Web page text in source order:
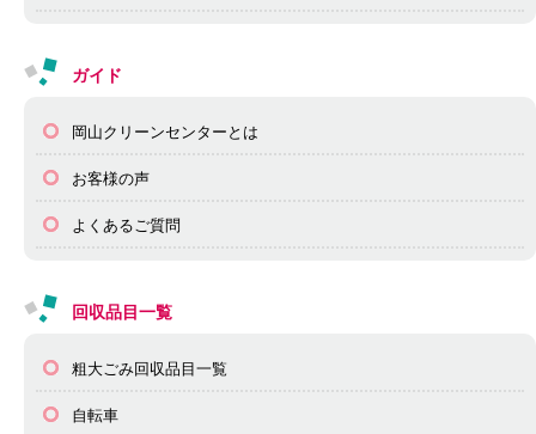
ガイド
岡山クリーンセンターとは
お客様の声
よくあるご質問
回収品目一覧
粗大ごみ回収品目一覧
自転車